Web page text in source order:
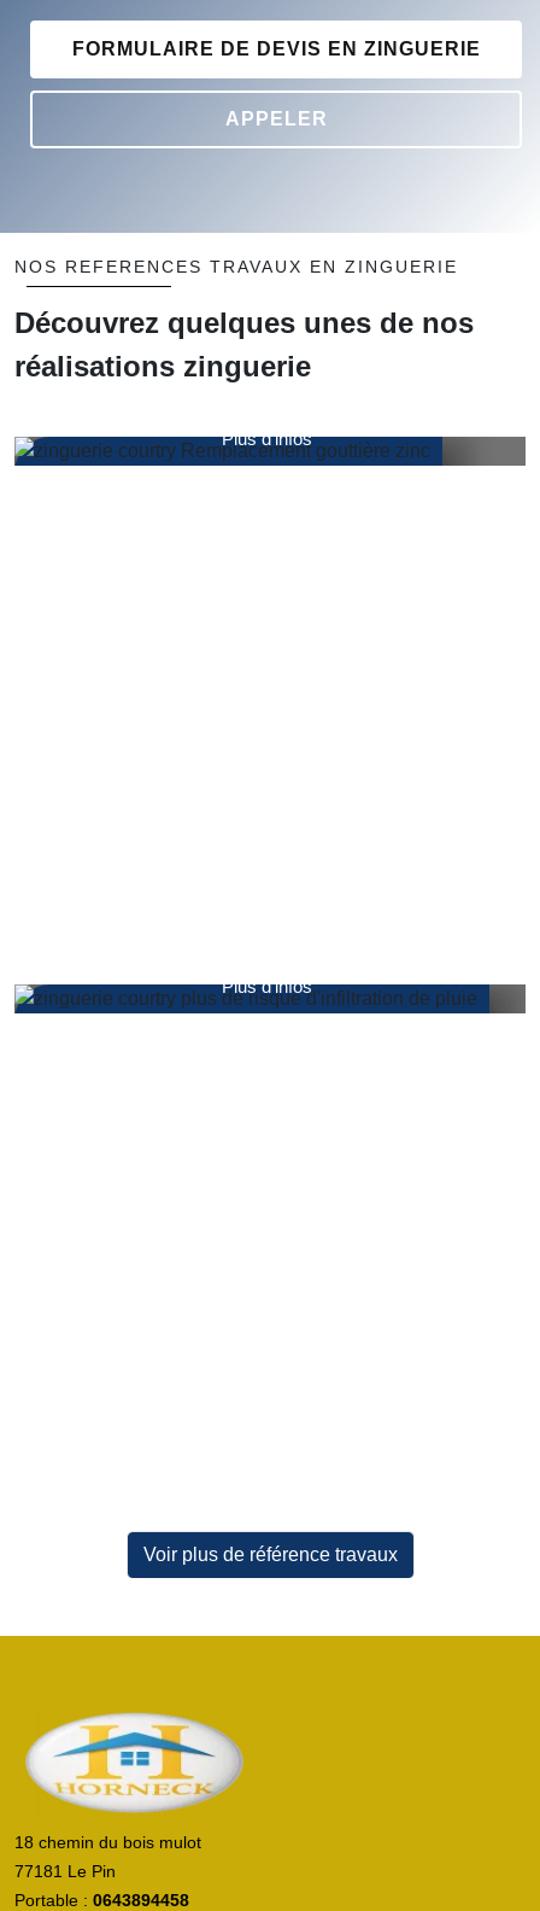
FORMULAIRE DE DEVIS EN ZINGUERIE
APPELER
NOS REFERENCES TRAVAUX EN ZINGUERIE
Découvrez quelques unes de nos
réalisations zinguerie
Remplacement gouttière zinc sur mesure
Plus d'infos
Plus d'infos
Voir plus de référence travaux
18 chemin du bois mulot
77181 Le Pin
Portable : 0643894458